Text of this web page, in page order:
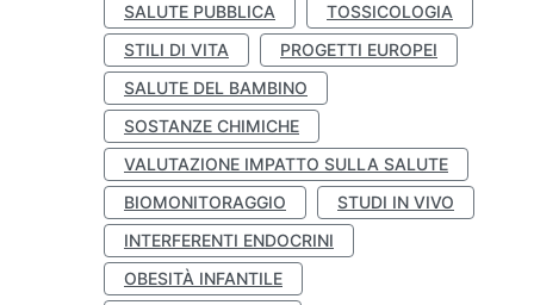
SALUTE PUBBLICA
TOSSICOLOGIA
STILI DI VITA
PROGETTI EUROPEI
SALUTE DEL BAMBINO
SOSTANZE CHIMICHE
VALUTAZIONE IMPATTO SULLA SALUTE
BIOMONITORAGGIO
STUDI IN VIVO
INTERFERENTI ENDOCRINI
OBESITÀ INFANTILE